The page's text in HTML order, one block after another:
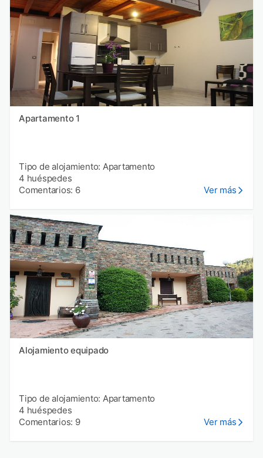
Apartamento 1
Tipo de alojamiento: Apartamento
4 huéspedes
Comentarios: 6
Ver más
Alojamiento equipado
Tipo de alojamiento: Apartamento
4 huéspedes
Comentarios: 9
Ver más